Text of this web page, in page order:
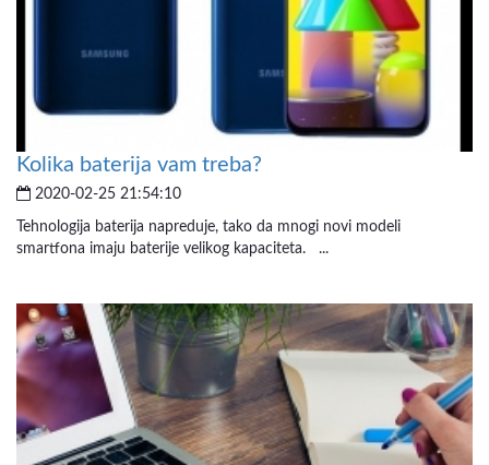
Kolika baterija vam treba?
2020-02-25 21:54:10
Tehnologija baterija napreduje, tako da mnogi novi modeli
smartfona imaju baterije velikog kapaciteta. ...